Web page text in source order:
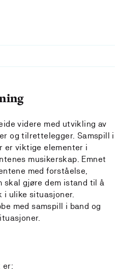
videre med utvikling av
og tilrettelegger. Samspill i
er viktige elementer i
musikerskap. Emnet
med forståelse,
skal gjøre dem istand til å
i ulike situasjoner.
med samspill i band og
er: